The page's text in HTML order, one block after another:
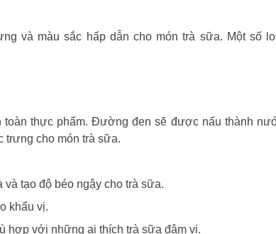
và màu sắc hấp dẫn cho món trà sữa. Một số
toàn thực phẩm. Đường đen sẽ được nấu thành
trưng cho món trà sữa.
tạo độ béo ngậy cho trà sữa.
khẩu vị.
hợp với những ai thích trà sữa đậm vị.